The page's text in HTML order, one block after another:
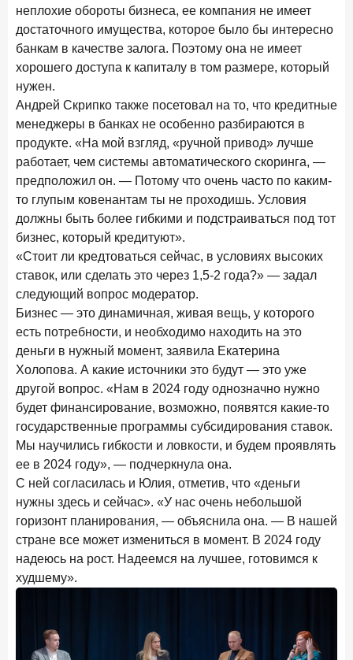
неплохие обороты бизнеса, ее компания не имеет
достаточного имущества, которое было бы интересно
банкам в качестве залога. Поэтому она не имеет
хорошего доступа к капиталу в том размере, который
нужен.
Андрей Скрипко также посетовал на то, что кредитные
менеджеры в банках не особенно разбираются в
продукте. «На мой взгляд, «ручной привод» лучше
работает, чем системы автоматического скоринга, —
предположил он. — Потому что очень часто по каким-
то глупым ковенантам ты не проходишь. Условия
должны быть более гибкими и подстраиваться под тот
бизнес, который кредитуют».
«Стоит ли кредтоваться сейчас, в условиях высоких
ставок, или сделать это через 1,5-2 года?» — задал
следующий вопрос модератор.
Бизнес — это динамичная, живая вещь, у которого
есть потребности, и необходимо находить на это
деньги в нужный момент, заявила Екатерина
Холопова. А какие источники это будут — это уже
другой вопрос. «Нам в 2024 году однозначно нужно
будет финансирование, возможно, появятся какие-то
государственные программы субсидирования ставок.
Мы научились гибкости и ловкости, и будем проявлять
ее в 2024 году», — подчеркнула она.
С ней согласилась и Юлия, отметив, что «деньги
нужны здесь и сейчас». «У нас очень небольшой
горизонт планирования, — объяснила она. — В нашей
стране все может измениться в момент. В 2024 году
надеюсь на рост. Надеемся на лучшее, готовимся к
худшему».